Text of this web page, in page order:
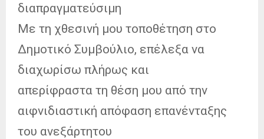
διαπραγματεύσιμη
Με τη χθεσινή μου τοποθέτηση στο
Δημοτικό Συμβούλιο, επέλεξα να
διαχωρίσω πλήρως και
απερίφραστα τη θέση μου από την
αιφνιδιαστική απόφαση επανένταξης
του ανεξάρτητου